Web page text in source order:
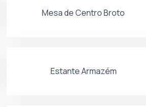
Mesa de Centro Broto
Estante Armazém